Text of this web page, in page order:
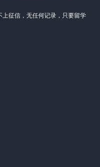
征信，无任何记录，只要留学